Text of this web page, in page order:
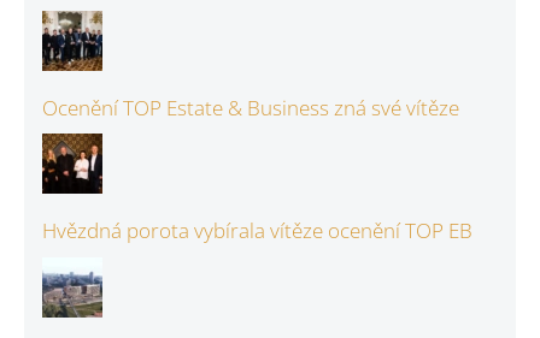
Ocenění TOP Estate & Business zná své vítěze
Hvězdná porota vybírala vítěze ocenění TOP EB